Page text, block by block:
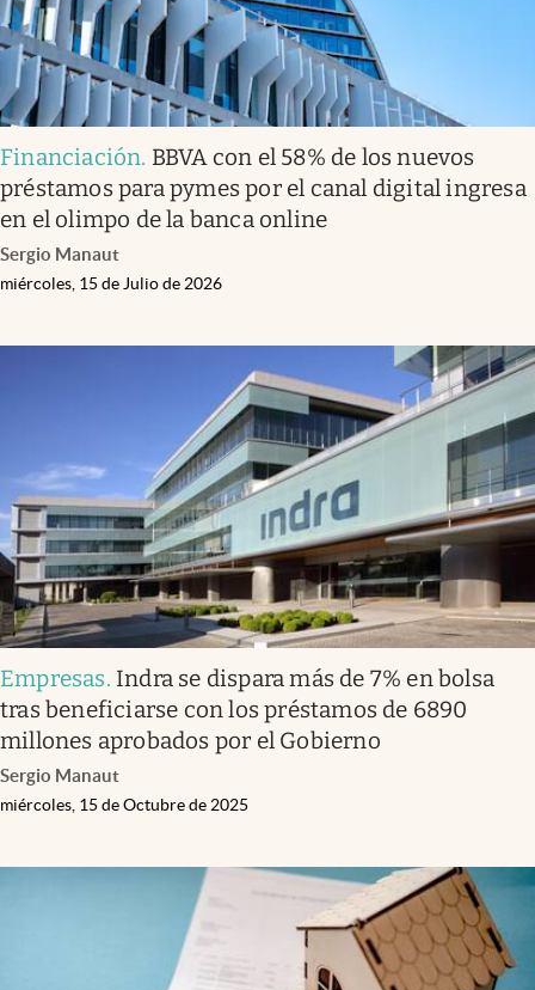
Financiación. BBVA con el 58% de los nuevos
préstamos para pymes por el canal digital ingresa
en el olimpo de la banca online
Sergio Manaut
miércoles, 15 de Julio de 2026
Empresas. Indra se dispara más de 7% en bolsa
tras beneficiarse con los préstamos de 6890
millones aprobados por el Gobierno
Sergio Manaut
miércoles, 15 de Octubre de 2025